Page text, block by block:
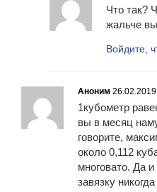
Что так?
жальче
Войдите,
Аноним
1кубометр
вы в месяц
говорите,
около 0,112
многовато. Да
завязку